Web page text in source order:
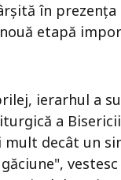
în
etapă
ierarhul a
a
decât un